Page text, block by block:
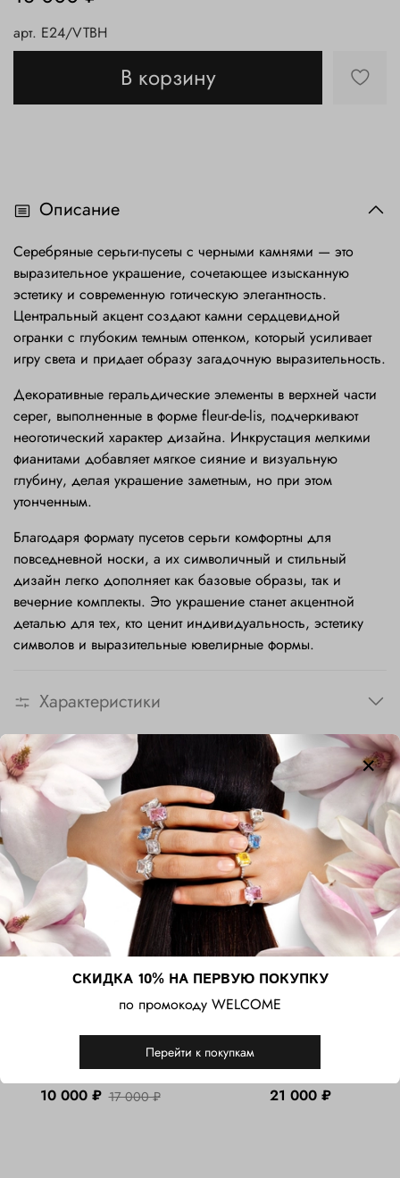
арт. E24/VTBH
В корзину
Описание
Серебряные серьги-пусеты с черными камнями — это
выразительное украшение, сочетающее изысканную
эстетику и современную готическую элегантность.
Центральный акцент создают камни сердцевидной
огранки с глубоким темным оттенком, который усиливает
игру света и придает образу загадочную выразительность.
Декоративные геральдические элементы в верхней части
серег, выполненные в форме fleur-de-lis, подчеркивают
неоготический характер дизайна. Инкрустация мелкими
фианитами добавляет мягкое сияние и визуальную
глубину, делая украшение заметным, но при этом
утонченным.
Благодаря формату пусетов серьги комфортны для
повседневной носки, а их символичный и стильный
дизайн легко дополняет как базовые образы, так и
вечерние комплекты. Это украшение станет акцентной
деталью для тех, кто ценит индивидуальность, эстетику
символов и выразительные ювелирные формы.
Характеристики
Сопутствующие товары
Серебряное кольцо в
винтажном стиле с
фианитами и эмалью
10 000 ₽ 17 000 ₽
Кольцо-печатка из
серебра с черной
шпинелью
21 000 ₽
СКИДКА 10% НА ПЕРВУЮ ПОКУПКУ
по промокоду WELCOME
Перейти к покупкам